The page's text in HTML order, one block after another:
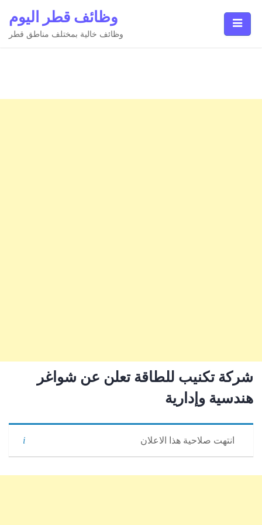
content
وظائف قطر اليوم
وظائف خالية بمختلف مناطق قطر
شركة تكنيب للطاقة تعلن عن شواغر
هندسية وإدارية
انتهت صلاحية هذا الاعلان